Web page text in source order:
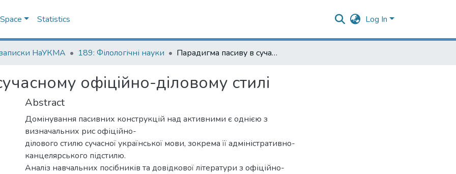
Statistics Log In
НаУКМА 189: Філологічні науки Парадигма пасиву в сучасному офіційно-діловому стилі
офіційно-діловому стилі
Abstract
Домінування пасивних конструкцій над активними є однією з
визначальних рис офіційно-
ділового стилю сучасної української мови, зокрема її адміністративно-
канцелярського підстилю.
Аналіз навчальних посібників та довідкової літератури з офіційно-